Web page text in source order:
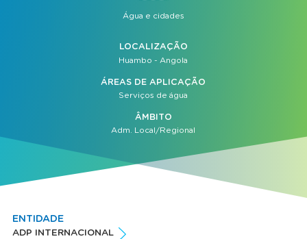
Água e cidades
LOCALIZAÇÃO
Huambo - Angola
ÁREAS DE APLICAÇÃO
Serviços de água
ÂMBITO
Adm. Local/Regional
ENTIDADE
ADP INTERNACIONAL